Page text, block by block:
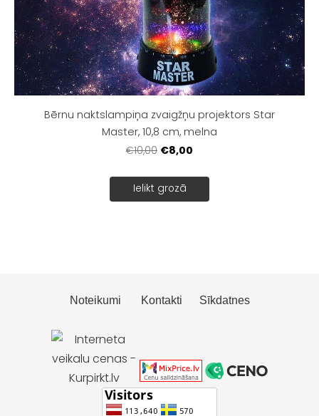
Bērnu naktslampiņa zvaigžņu projektors Star
Master, 10,8 cm, melna
€10,00 €8,00
Ielikt grozā
Noteikumi Kontakti Sīkdatnes